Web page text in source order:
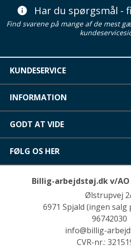
Har du spørgsmål -
Find svarene på mange af de mest
KUNDESERVICE
INFORMATION
GODT AT VIDE
FØLG OS HER
Billig-arbejdstøj.dk v/AO
Ølstrupvej
6971 Spjald (ingen salg
96742030
info@billig-
CVR-nr.: